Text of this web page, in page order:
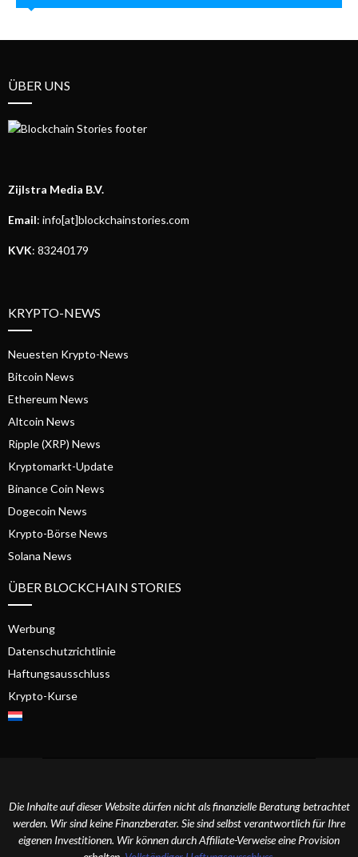
ÜBER UNS
Zijlstra Media B.V.
Email: info[at]blockchainstories.com
KVK: 83240179
KRYPTO-NEWS
Neuesten Krypto-News
Bitcoin News
Ethereum News
Altcoin News
Ripple (XRP) News
Kryptomarkt-Update
Binance Coin News
Dogecoin News
Krypto-Börse News
Solana News
ÜBER BLOCKCHAIN STORIES
Werbung
Datenschutzrichtlinie
Haftungsausschluss
Krypto-Kurse
Die Inhalte auf dieser Website dürfen nicht als finanzielle Beratung betrachtet
werden. Wir sind keine Finanzberater. Sie sind selbst verantwortlich für Ihre
eigenen Investitionen. Wir können durch Affiliate-Verweise eine Provision